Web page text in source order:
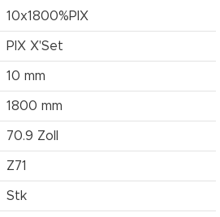
10x1800%PIX
PIX X'Set
10 mm
1800 mm
70.9 Zoll
Z71
Stk